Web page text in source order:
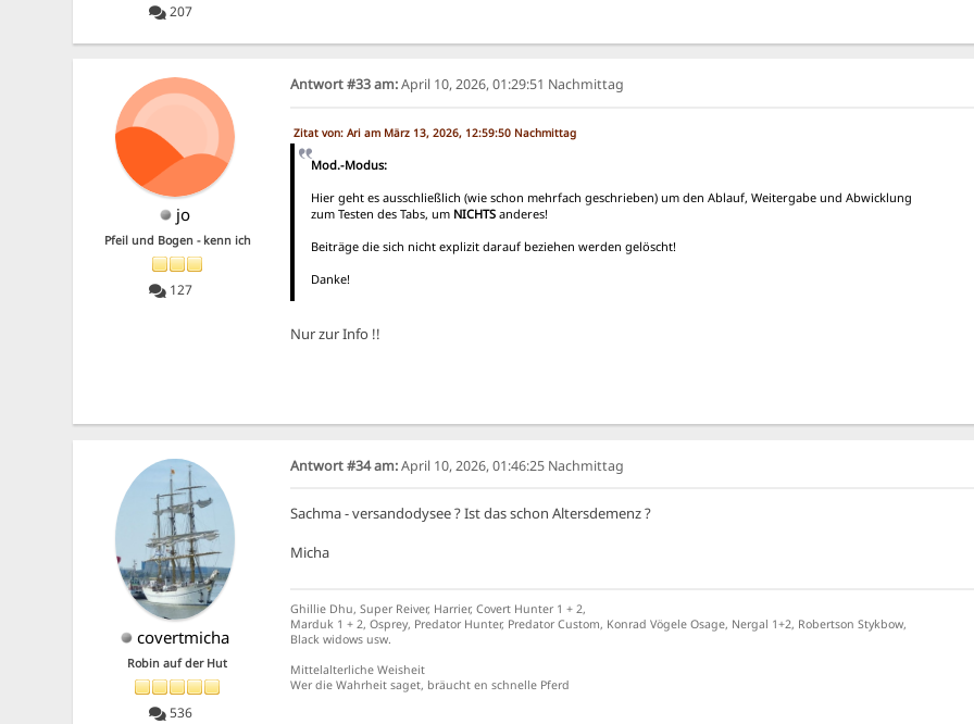
207
jo
Pfeil und Bogen - kenn ich
127
Antwort #33 am:April 10, 2026, 01:29:51 Nachmittag
Zitat von: Ari am März 13, 2026, 12:59:50 Nachmittag
Mod.-Modus:
Hier geht es ausschließlich (wie schon mehrfach geschrieben) um den Ablauf, Weitergabe und Abwicklung
zum Testen des Tabs, um NICHTS anderes!
Beiträge die sich nicht explizit darauf beziehen werden gelöscht!
Danke!
Nur zur Info !!
covertmicha
Robin auf der Hut
536
Antwort #34 am:April 10, 2026, 01:46:25 Nachmittag
Sachma - versandodysee ? Ist das schon Altersdemenz ?
Micha
Ghillie Dhu, Super Reiver, Harrier, Covert Hunter 1 + 2,
Marduk 1 + 2, Osprey, Predator Hunter, Predator Custom, Konrad Vögele Osage, Nergal 1+2, Robertson Stykbow,
Black widows usw.
Mittelalterliche Weisheit
Wer die Wahrheit saget, bräucht en schnelle Pferd